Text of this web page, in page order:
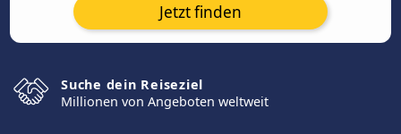
Jetzt finden
Suche dein Reiseziel
Millionen von Angeboten weltweit